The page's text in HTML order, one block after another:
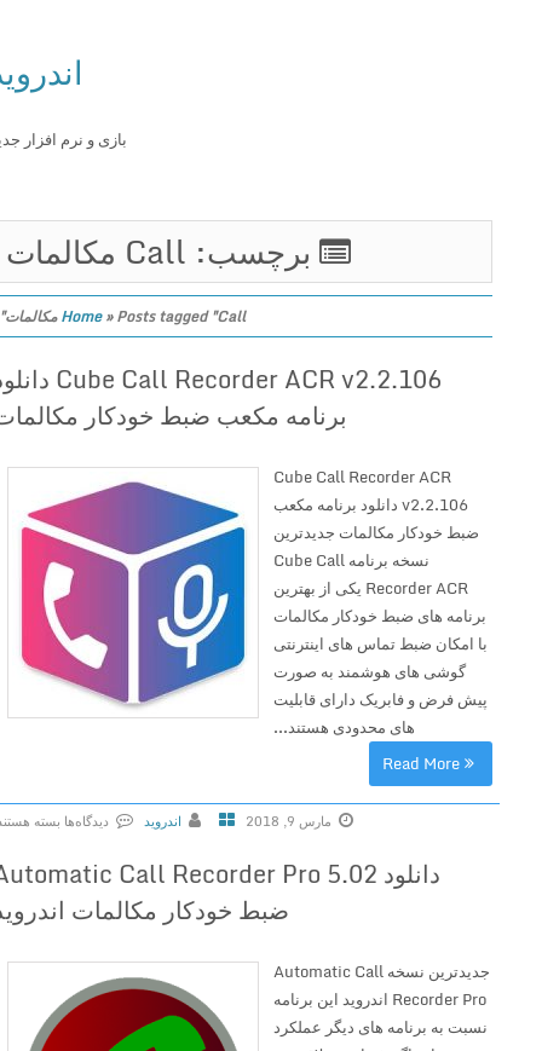
اندروید
بازی و نرم افزار جدید
برچسب: Call مکالمات
Home»Posts tagged "Call مکالمات"
Cube Call Recorder ACR v2.2.106 دانلود
برنامه مکعب ضبط خودکار مکالمات
Cube Call Recorder ACR
v2.2.106 دانلود برنامه مکعب
ضبط خودکار مکالمات جدیدترین
نسخه برنامه Cube Call
Recorder ACR یکی از بهترین
برنامه های ضبط خودکار مکالمات
با امکان ضبط تماس های اینترنتی
گوشی های هوشمند به صورت
پیش فرض و فابریک دارای قابلیت
های محدودی هستند...
Read More
مارس 9, 2018 اندروید
دیدگاه‌ها
ر
C
u
بسته هستند
دانلود Automatic Call Recorder Pro 5.02
ضبط خودکار مکالمات اندروید
جدیدترین نسخه Automatic Call
Recorder Pro اندروید این برنامه
نسبت به برنامه های دیگر عملکرد